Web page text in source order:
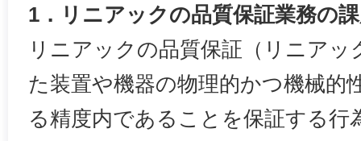
1．リニアックの品質保証業務の
リニアックの品質保証（リニアッ
た装置や機器の物理的かつ機械的
る精度内であることを保証する行